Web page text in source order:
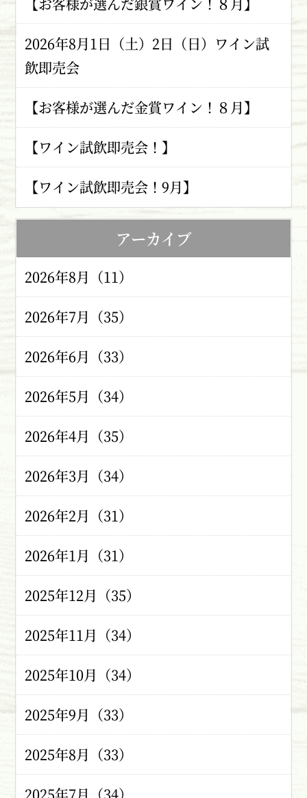
2026年8月1日（土）2日（日）ワイン試
飲即売会
【お客様が選んだ金賞ワイン！８月】
【ワイン試飲即売会！】
【ワイン試飲即売会！9月】
アーカイブ
2026年8月（11）
2026年7月（35）
2026年6月（33）
2026年5月（34）
2026年4月（35）
2026年3月（34）
2026年2月（31）
2026年1月（31）
2025年12月（35）
2025年11月（34）
2025年10月（34）
2025年9月（33）
2025年8月（33）